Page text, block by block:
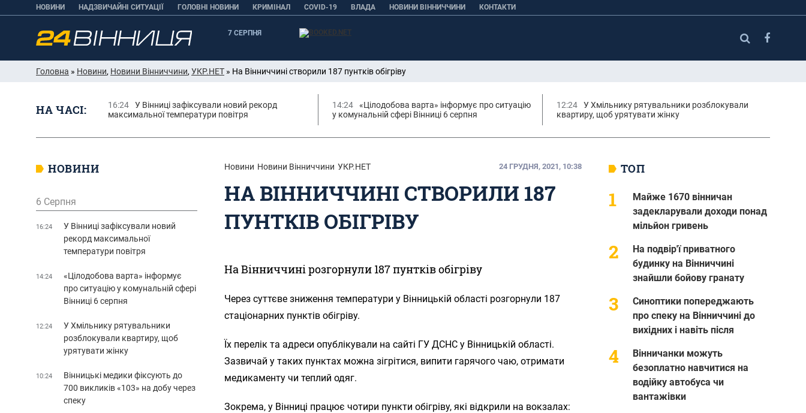
НОВИНИ НАДЗВИЧАЙНІ СИТУАЦІЇ ГОЛОВНІ НОВИНИ КРИМІНАЛ COVID-19 ВЛАДА НОВИНИ ВІННИЧЧИНИ КОНТАКТИ
7 СЕРПНЯ
Головна » Новини, Новини Вінниччини, УКР.НЕТ » На Вінниччині створили 187 пунтків обігріву
НА ЧАСІ: 16:24
У Вінниці зафіксували новий рекорд
максимальної температури повітря
14:24
«Цілодобова варта» інформує про ситуацію
у комунальній сфері Вінниці 6 серпня
12:24
У Хмільнику рятувальники розблокували
квартиру, щоб урятувати жінку
Новини Новини Вінниччини УКР.НЕТ 24 ГРУДНЯ, 2021, 10:38
НА ВІННИЧЧИНІ СТВОРИЛИ 187
ПУНТКІВ ОБІГРІВУ
На Вінниччині розгорнули 187 пунтків обігріву
Через суттєве зниження температури у Вінницькій області розгорнули 187
стаціонарних пунктів обігріву.
Їх перелік та адреси опублікували на сайті ГУ ДСНС у Вінницькій області.
Зазвичай у таких пунктах можна зігрітися, випити гарячого чаю, отримати
медикаменту чи теплий одяг.
Зокрема, у Вінниці працює чотири пункти обігріву, які відкрили на вокзалах:
ТОП
Майже 1670 вінничан
задекларували доходи понад
мільйон гривень
На подвір'ї приватного
будинку на Вінниччині
знайшли бойову гранату
Синоптики попереджають
про спеку на Вінниччині до
вихідних і навіть після
Вінничанки можуть
безоплатно навчитися на
водійку автобуса чи
вантажівки
НОВИНИ
6 Серпня
16:24
У Вінниці зафіксували новий
рекорд максимальної
температури повітря
14:24
«Цілодобова варта» інформує
про ситуацію у комунальній сфері
Вінниці 6 серпня
12:24
У Хмільнику рятувальники
розблокували квартиру, щоб
урятувати жінку
10:24
Вінницькі медики фіксують до
700 викликів «103» на добу через
спеку